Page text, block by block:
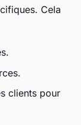
Cela
clients pour